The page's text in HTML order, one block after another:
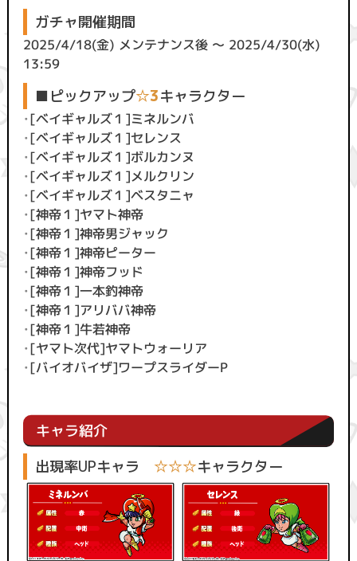
ガチャ開催期間
2025/4/18(金) メンテナンス後 ～ 2025/4/30(水)
13:59
■ピックアップ☆3キャラクター
・[ベイギャルズ１]ミネルンバ
・[ベイギャルズ１]セレンス
・[ベイギャルズ１]ボルカンヌ
・[ベイギャルズ１]メルクリン
・[ベイギャルズ１]ベスタニャ
・[神帝１]ヤマト神帝
・[神帝１]神帝男ジャック
・[神帝１]神帝ピーター
・[神帝１]神帝フッド
・[神帝１]一本釣神帝
・[神帝１]アリババ神帝
・[神帝１]牛若神帝
・[ヤマト次代]ヤマトウォーリア
・[バイオバイザ]ワープスライダーP
キャラ紹介
出現率UPキャラ ☆☆☆キャラクター